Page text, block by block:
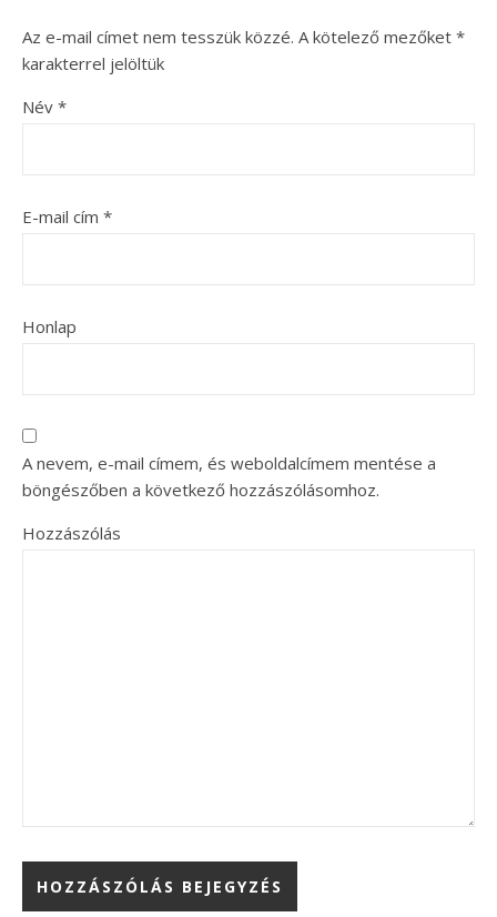
Az e-mail címet nem tesszük közzé. A kötelező mezőket *
karakterrel jelöltük
Név *
E-mail cím *
Honlap
A nevem, e-mail címem, és weboldalcímem mentése a
böngészőben a következő hozzászólásomhoz.
Hozzászólás